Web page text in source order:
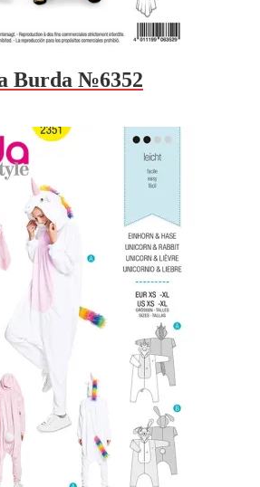
Burda №6352